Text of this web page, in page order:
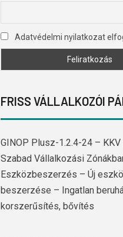
Adatvédelmi nyilatkozat
FRISS VÁLLALKOZÓI
GINOP Plusz-1.2.4-24 – KKV
Szabad Vállalkozási
Eszközbeszerzés – Új
beszerzése – Ingatlan
korszerűsítés, bővítés